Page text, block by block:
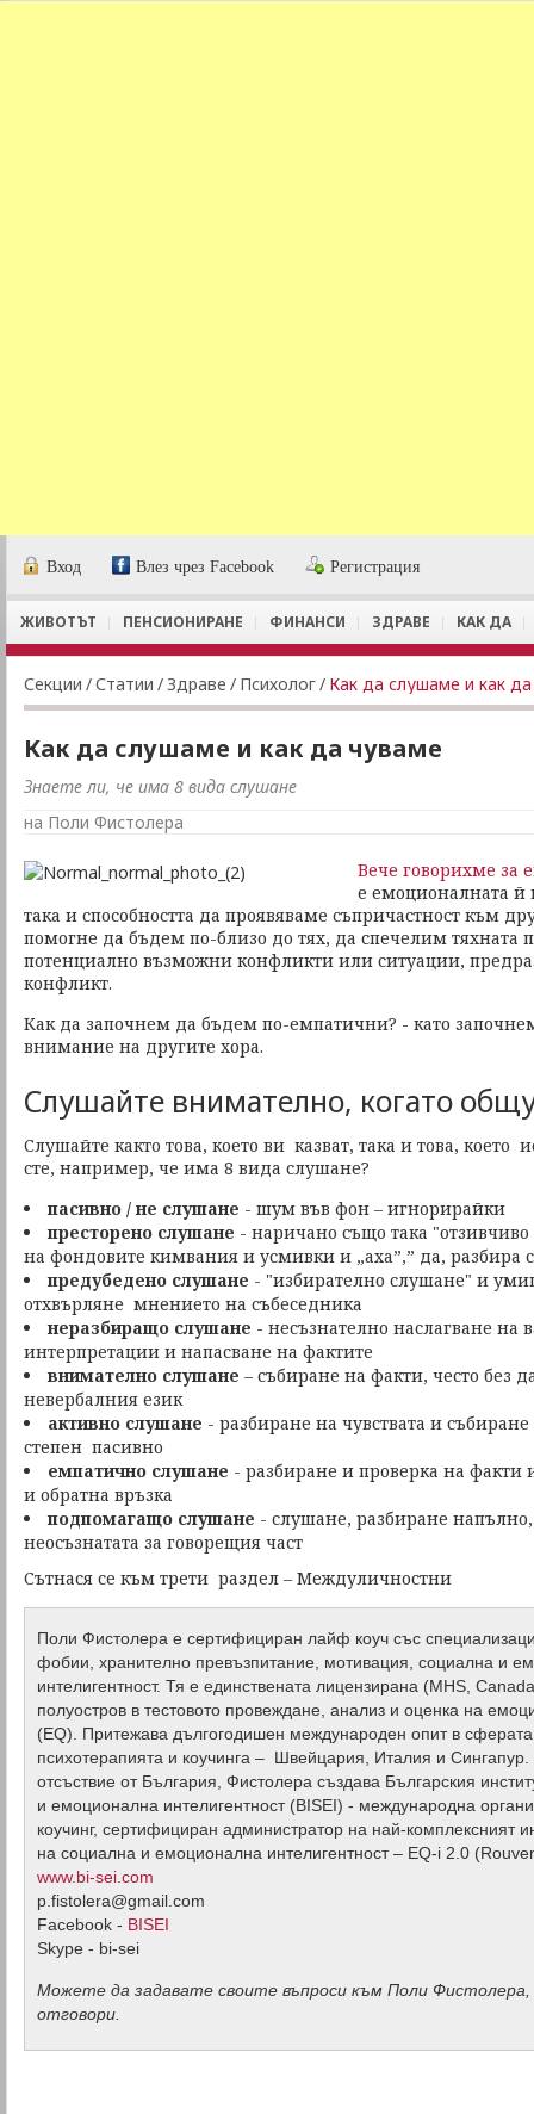
Вход Влез чрез Facebook Регистрация
ЖИВОТЪТ ПЕНСИОНИРАНЕ ФИНАНСИ ЗДРАВЕ КАК ДА
Секции /Статии / Здраве / Психолог/ Как да слушаме и как
Как да слушаме и как да чуваме
Знаете ли, че има 8 вида слушане
на Поли Фистолера
Вече говорихме за
е емоционалната й
така и способността да проявяваме съпричастност към
помогне да бъдем по-близо до тях, да спечелим тяхната
потенциално възможни конфликти или ситуации,
конфликт.
Как да започнем да бъдем по-емпатични? - като
внимание на другите хора.
Слушайте внимателно, когато
Слушайте както това, което ви казват, така и това, което
сте, например, че има 8 вида слушане?
пасивно / не слушане - шум във фон – игнорирайки
престорено слушане - наричано също така
на фондовите кимвания и усмивки и „аха”,” да, разбира
предубедено слушане - "избирателно слушане" и
отхвърляне мнението на събеседника
неразбиращо слушане - несъзнателно наслагване на
интерпретации и напасване на фактите
внимателно слушане – събиране на факти, често без
невербалния език
активно слушане - разбиране на чувствата и
степен пасивно
емпатично слушане - разбиране и проверка на факти
и обратна връзка
подпомагащо слушане - слушане, разбиране
неосъзнатата за говорещия част
Сътнася се към трети раздел – Междуличностни
Поли Фистолера е сертифициран лайф коуч със
фобии, хранително превъзпитание, мотивация, социална и
интелигентност. Тя е единствената лицензирана (MHS,
полуостров в тестовото провеждане, анализ и оценка на
(EQ). Притежава дългогодишен международен опит в сферата
психотерапията и коучинга – Швейцария, Италия и
отсъствие от България, Фистолера създава Българския
и емоционална интелигентност (BISEI) - международна
коучинг, сертифициран администратор на най-комплексният
на социална и емоционална интелигентност – EQ-i 2.0
www.bi-sei.com
p.fistolera@gmail.com
Facebook - BISEI
Skype - bi-sei
Можете да задавате своите въпроси към Поли
отговори.